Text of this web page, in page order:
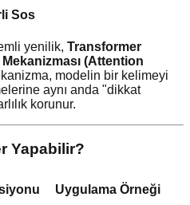
Sos
yenilik, Transformer
Mekanizması (Attention
modelin bir kelimeyi
aynı anda "dikkat
korunur.
Yapabilir?
Uygulama Örneği